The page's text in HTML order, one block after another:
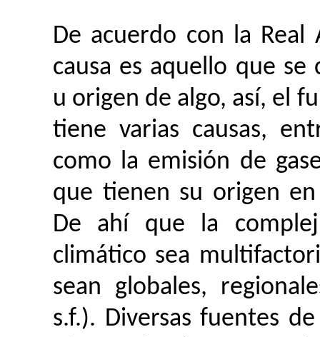
De acuerdo con la Real
causa es aquello que
u origen de algo, así, el
tiene varias causas,
como la emisión de
que tienen su origen
De ahí que la
climático sea
sean globales,
s.f.). Diversas fuentes